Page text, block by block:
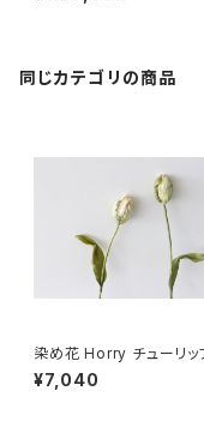
同じカテゴリの商品
染め花 Horry チューリッ
¥7,040